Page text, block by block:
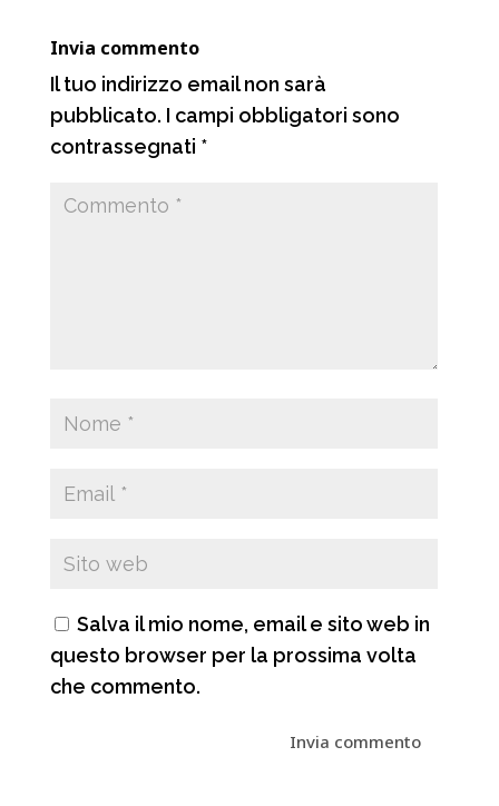
Invia commento
Il tuo indirizzo email non sarà
pubblicato. I campi obbligatori sono
contrassegnati *
Salva il mio nome, email e sito web in
questo browser per la prossima volta
che commento.